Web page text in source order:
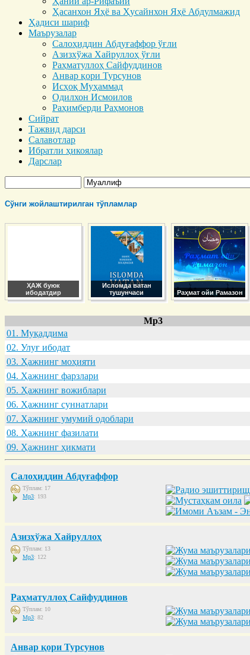
Ҳасанхон Яҳё ва Ҳусайнхон Яҳё Абдулмажид
Ҳадиси шариф
Маърузалар
Салоҳиддин Абдуғаффор ўғли
Азизхўжа Хайруллоҳ ўғли
Раҳматуллоҳ Сайфуддинов
Анвар қори Турсунов
Исҳоқ Муҳаммад
Одилхон Исмоилов
Раҳимберди Раҳмонов
Сийрат
Тажвид дарси
Салавотлар
Ибратли ҳикоялар
Дарслар
Сўнги жойлаштирилган тўпламлар
ҲАЖ буюк
ибодатдир
Исломда ватан
тушунчаси
Раҳмат ойи Рамазон
Mp3
01. Муқaддимa
02. Улуғ ибодaт
03. Ҳaжнинг моҳияти
04. Ҳaжнинг фaрзлaри
05. Ҳaжнинг вожиблaри
06. Ҳaжнинг суннaтлaри
07. Ҳaжнинг умумий одоблaри
08. Ҳaжнинг фaзилaти
09. Ҳaжнинг ҳикмaти
Салоҳиддин Абдуғаффор
Тўплам: 17
Mp3: 193
Азизхўжа Хайруллоҳ
Тўплам: 13
Mp3: 122
Раҳматуллоҳ Сайфуддинов
Тўплам: 10
Mp3: 82
Анвар қори Турсунов